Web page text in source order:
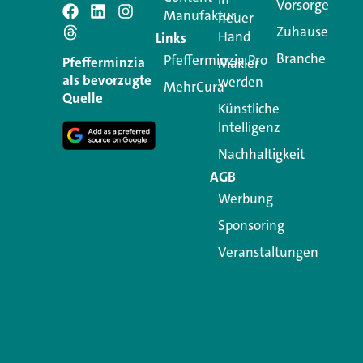
Schreiben
Ihre E-Mail-Adresse wird
Kommentar
Pfefferminzia
als bevorzugte
Quelle
Manufaktur
Links
Pfefferminzia.Pro
MehrCura
neuer
Hand
Makler
werden
Künstliche
Intelligenz
Nachhaltigkeit
AGB
Werbung
Sponsoring
Veranstaltungen
Vorsorge
Zuhause
Branche